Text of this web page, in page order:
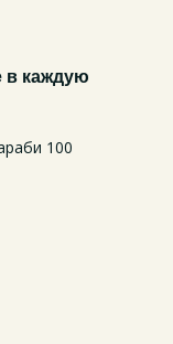
в каждую
100